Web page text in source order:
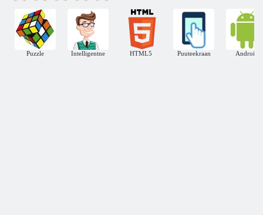
Puzzle Intelligentne HTML5 Puuteekraan Android